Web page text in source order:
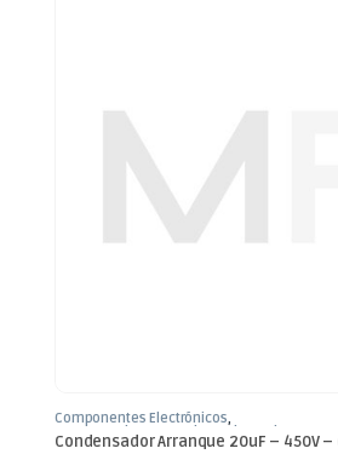
Componentes Electrónicos,
Condensadores
Condensadores de
Arranque
Condensador Arranque 20uF – 450V